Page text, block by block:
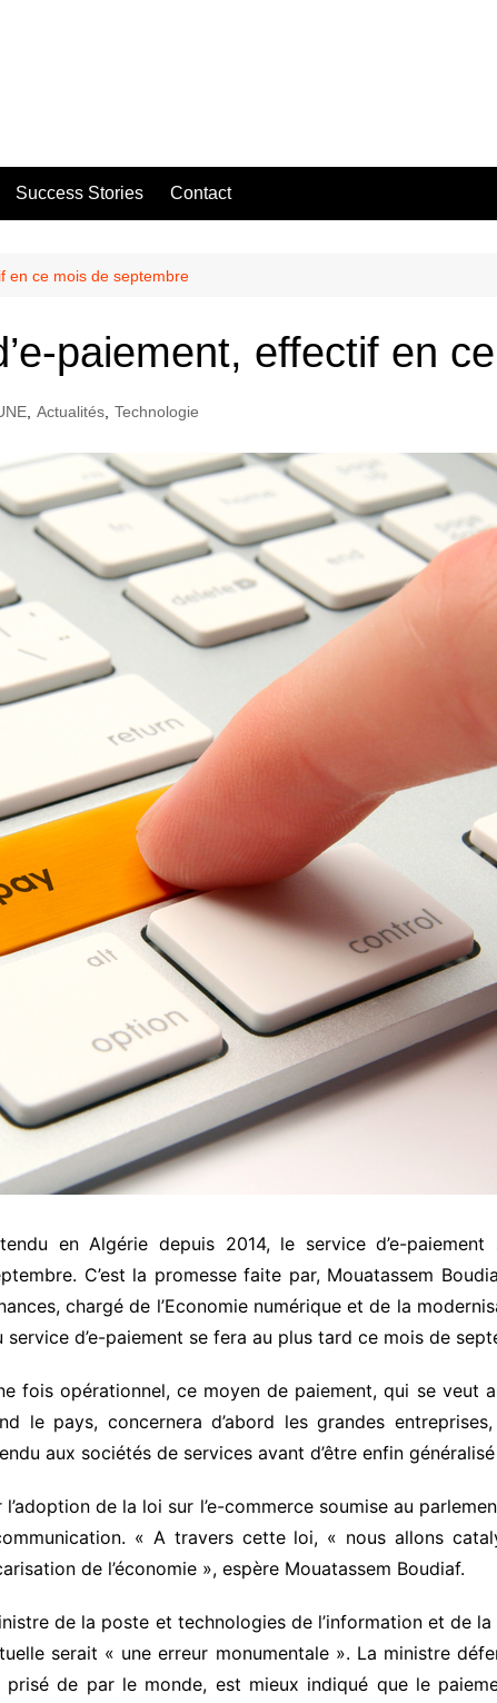
Success Stories Contact
en ce mois de septembre
paiement, effectif en
Actualités Technologie
en Algérie depuis 2014, le service d’e-
C’est la promesse faite par, Mouatassem
chargé de l’Economie numérique et de la
service d’e-paiement se fera au plus tard ce mois de
fois opérationnel, ce moyen de paiement, qui se veut
le pays, concernera d’abord les grandes
aux sociétés de services avant d’être enfin
de la loi sur l’e-commerce soumise au
« A travers cette loi, « nous allons
de l’économie », espère Mouatassem Boudiaf.
de la poste et technologies de l’information et de
serait « une erreur monumentale ». La ministre
de par le monde, est mieux indiqué que le